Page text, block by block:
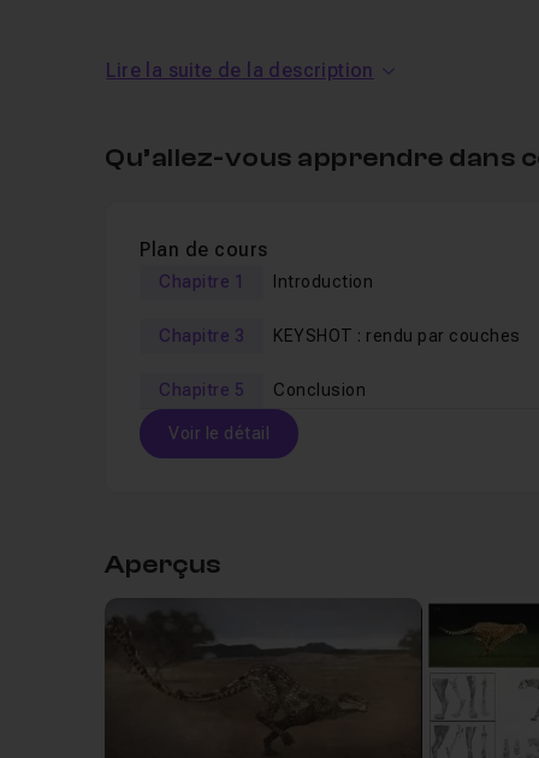
pose.
etretoucherons dans Photoshop dans la partie
les vidéos théoriques dans lesquelles
les vidéos d'application de cette théorie,
Bien que je prenne le temps d'expliquer tous
Photoshop(navigation, principes & philosophie).
l'atelier (le modèle ZBrush symétrique / les
crocodile).
vous donnera
Lire la suite de la description
Qu’allez-vous apprendre dans
Plan de cours
Chapitre 1 Introduction
Chapitre 3
KEYSHOT : rendu par couches
Chapitre 5 Conclusion
Voir le détail
Introduction de la série de vidéos
Chapitre 2 : ZBRUSH : Sculpture du
Aperçus